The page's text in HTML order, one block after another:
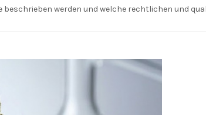
beschrieben werden und welche rechtlichen und